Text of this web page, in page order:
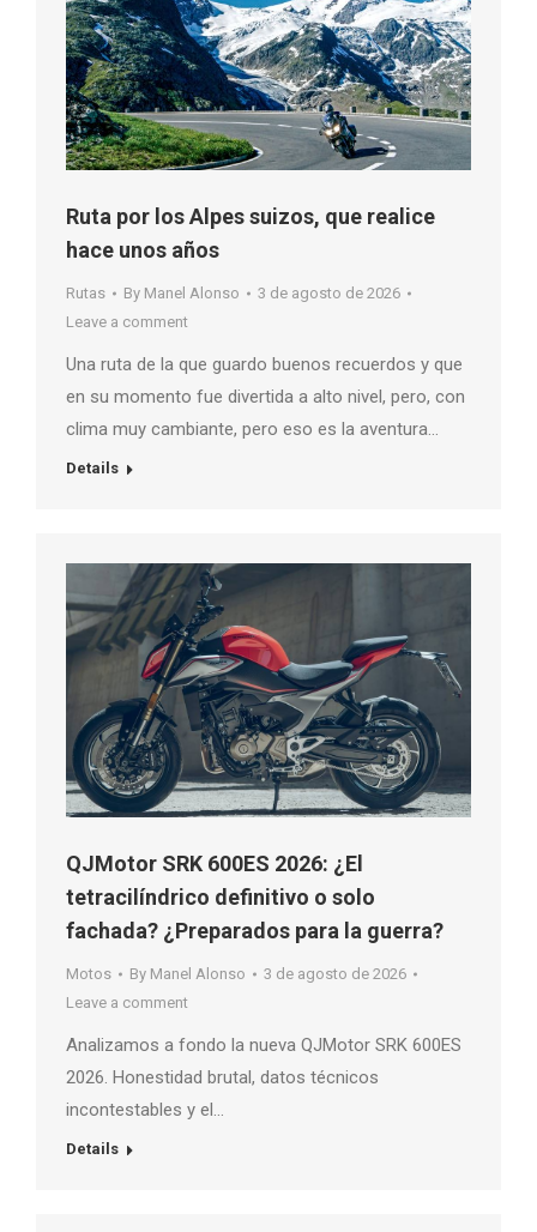
Ruta por los Alpes suizos, que realice
hace unos años
Rutas By Manel Alonso
3 de agosto de 2026
Leave a comment
Una ruta de la que guardo buenos recuerdos y que
en su momento fue divertida a alto nivel, pero, con
clima muy cambiante, pero eso es la aventura…
Details
QJMotor SRK 600ES 2026: ¿El
tetracilíndrico definitivo o solo
fachada? ¿Preparados para la guerra?
Motos By Manel Alonso
3 de agosto de 2026
Leave a comment
Analizamos a fondo la nueva QJMotor SRK 600ES
2026. Honestidad brutal, datos técnicos
incontestables y el…
Details